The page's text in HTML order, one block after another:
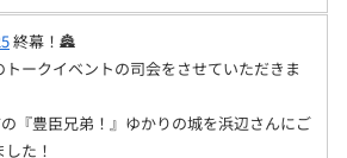
終幕！🏯
ークイベントの司会をさせていただきま
『豊臣兄弟！』ゆかりの城を浜辺さんにご
た！